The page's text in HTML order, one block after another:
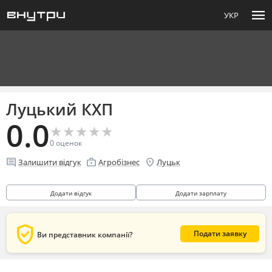
УКР menu
Луцький КХП
0.0★
★★
★★
★★
★★
★
0оценок
comment Залишити відгук enterprise Агробізнес location_on Луцьк
Додати відгук Додати зарплату
verified_user Ви представник компанії? Подати заявку